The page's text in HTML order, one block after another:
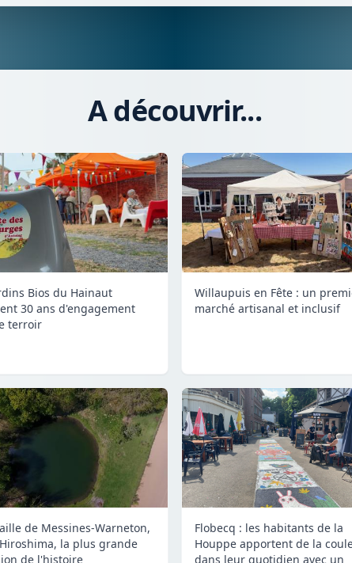
A découvrir...
Bios du Hainaut
30 ans d'engagement
terroir
Willaupuis en Fête : un
marché artisanal et inclusif
de Messines-Warneton,
la plus grande
de l'histoire
Flobecq : les habitants de la
Houppe apportent de la
dans leur quotidien avec un